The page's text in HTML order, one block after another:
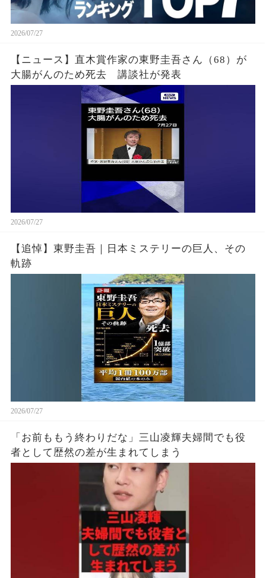
2026/07/27
【ニュース】直木賞作家の東野圭吾さん（68）が
大腸がんのため死去 講談社が発表
2026/07/27
【追悼】東野圭吾｜日本ミステリーの巨人、その
軌跡
2026/07/27
「お前ももう終わりだな」三山凌輝夫婦間でも役
者として歴然の差が生まれてしまう